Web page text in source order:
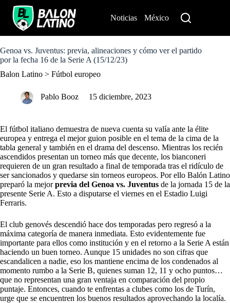
o
c
n
Noticias México
Genoa vs. Juventus: previa, alineaciones y cómo ver el partido
por la fecha 16 de la Serie A (15/12/23)
Balon Latino > Fútbol europeo
Pablo Booz 15 diciembre, 2023
El fútbol italiano demuestra de nueva cuenta su valía ante la élite
europea y entrega el mejor guion posible en el tema de la cima de la
tabla general y también en el drama del descenso. Mientras los recién
ascendidos presentan un torneo más que decente, los bianconeri
requieren de un gran resultado a final de temporada tras el ridículo de
ser sancionados y quedarse sin torneos europeos. Por ello Balón Latino
preparó la mejorprevia del Genoa vs. Juventus de la jornada 15 de la
presente Serie A. Esto a disputarse el viernes en el Estadio Luigi
Ferraris.
El club genovés descendió hace dos temporadas pero regresó a la
máxima categoría de manera inmediata. Esto evidentemente fue
importante para ellos como institución y en el retorno a la Serie A están
haciendo un buen torneo. Aunque 15 unidades no son cifras que
escandalicen a nadie, eso los mantiene encima de los condenados al
momento rumbo a la Serie B, quienes suman 12, 11 y ocho puntos…
que no representan una gran ventaja en comparación del propio
puntaje. Entonces, cuando te enfrentas a clubes como los de Turín,
urge que se encuentren los buenos resultados aprovechando la localía.